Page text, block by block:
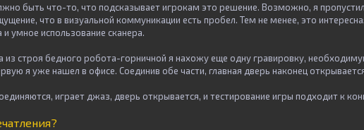
быть что-то, что подсказывает игрокам это решение. Возможно, я
что в визуальной коммуникации есть пробел. Тем не менее, это
умное использование сканера.
из строя бедного робота-горничной я нахожу еще одну гравировку,
я уже нашел в офисе. Соединив обе части, главная дверь наконец
играет джаз, дверь открывается, и тестирование игры подходит к